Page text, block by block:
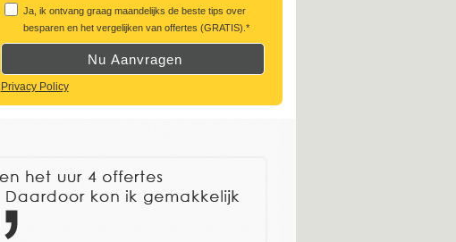
Ja, ik ontvang graag maandelijks de beste tips over
besparen en het vergelijken van offertes (GRATIS).*
Privacy Policy